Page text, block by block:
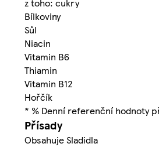
Bílkoviny
Sůl
Niacin
Vitamin B6
Thiamin
Vitamin B12
Hořčík
* % Denní referenční hodnoty
Přísady
Obsahuje Sladidla